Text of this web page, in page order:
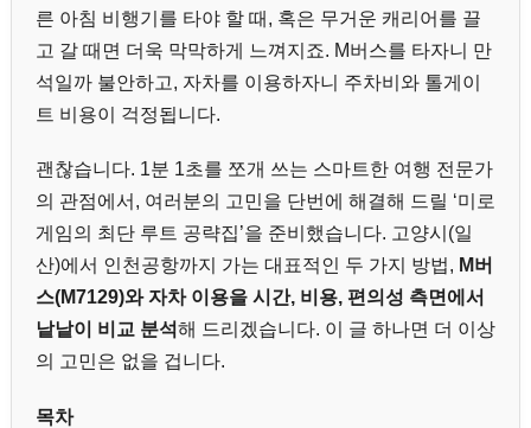
른 아침 비행기를 타야 할 때, 혹은 무거운 캐리어를 끌
고 갈 때면 더욱 막막하게 느껴지죠. M버스를 타자니 만
석일까 불안하고, 자차를 이용하자니 주차비와 톨게이
트 비용이 걱정됩니다.
괜찮습니다. 1분 1초를 쪼개 쓰는 스마트한 여행 전문가
의 관점에서, 여러분의 고민을 단번에 해결해 드릴 ‘미로
게임의 최단 루트 공략집’을 준비했습니다. 고양시(일
산)에서 인천공항까지 가는 대표적인 두 가지 방법, M버
스(M7129)와 자차 이용을 시간, 비용, 편의성 측면에서
낱낱이 비교 분석해 드리겠습니다. 이 글 하나면 더 이상
의 고민은 없을 겁니다.
목차